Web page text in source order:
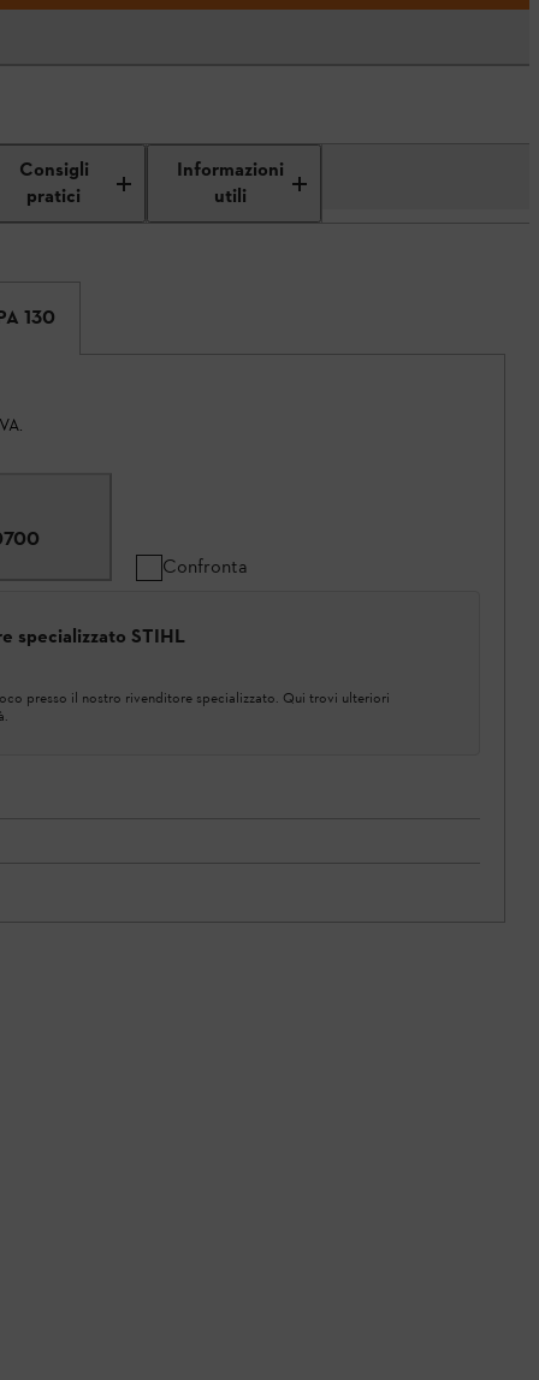
Consigli
pratici
Informazioni
utili
130
Confronta
specializzato STIHL
presso il nostro rivenditore specializzato. Qui trovi ulteriori